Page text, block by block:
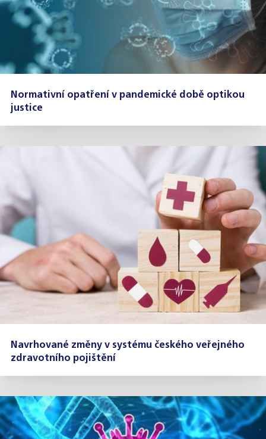
Normativní opatření v pandemické době optikou
justice
Navrhované změny v systému českého veřejného
zdravotního pojištění